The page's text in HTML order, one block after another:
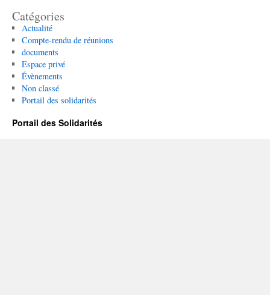
Catégories
Actualité
Compte-rendu de réunions
documents
Espace privé
Évènements
Non classé
Portail des solidarités
Portail des Solidarités